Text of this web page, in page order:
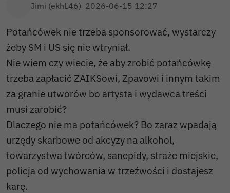
Jimi (ekhL46) 2026-06-15 12:27
Potańcówek nie trzeba sponsorować, wystarczy
żeby SM i US się nie wtryniał.
Nie wiem czy wiecie, że aby zrobić potańcówkę
trzeba zapłacić ZAIKSowi, Zpavowi i innym takim
za granie utworów bo artysta i wydawca treści
musi zarobić?
Dlaczego nie ma potańcówek? Bo zaraz wpadają
urzędy skarbowe od akcyzy na alkohol,
towarzystwa twórców, sanepidy, straże miejskie,
policja od wychowania w trzeźwości i dostajesz
karę.